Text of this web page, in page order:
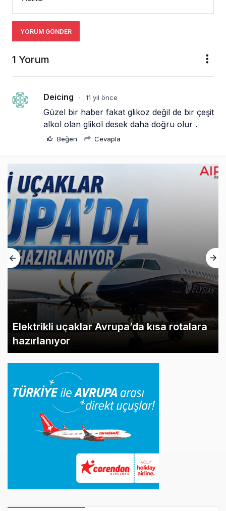
YORUM GÖNDER
1 Yorum
Deicing • 11 yıl önce
Güzel bir haber fakat glikoz değil de bir çeşit
alkol olan glikol desek daha doğru olur .
Beğen Cevapla
Elektrikli uçaklar Avrupa’da kısa rotalara
hazırlanıyor